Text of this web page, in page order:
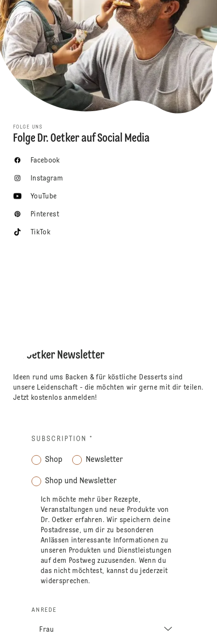
FOLGE UNS
Folge Dr. Oetker auf Social Media
Facebook
Instagram
YouTube
Pinterest
TikTok
Dr. Oetker Newsletter
Ideen rund ums Backen & für köstliche Desserts sind
unsere Leidenschaft - die möchten wir gerne mit dir teilen.
Jetzt kostenlos anmelden!
SUBSCRIPTION *
Shop Newsletter
Shop und Newsletter
Ich möchte mehr über Rezepte,
Veranstaltungen und neue Produkte von
Dr. Oetker erfahren. Wir speichern deine
Postadresse, um dir zu besonderen
Anlässen interessante Informationen zu
unseren Produkten und Dienstleistungen
auf dem Postweg zuzusenden. Wenn du
das nicht möchtest, kannst du jederzeit
widersprechen.
ANREDE